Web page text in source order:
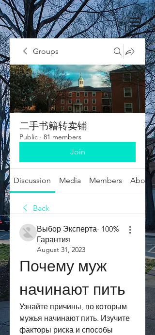
Groups
二手书籍转卖铺
Public · 81 members
Join
Discussion Media Members About
Back
Выбор Эксперта- 100%
Гарантия
August 31, 2023
Почему муж
начинают пить
Узнайте причины, по которым
мужья начинают пить. Изучите
факторы риска и способы